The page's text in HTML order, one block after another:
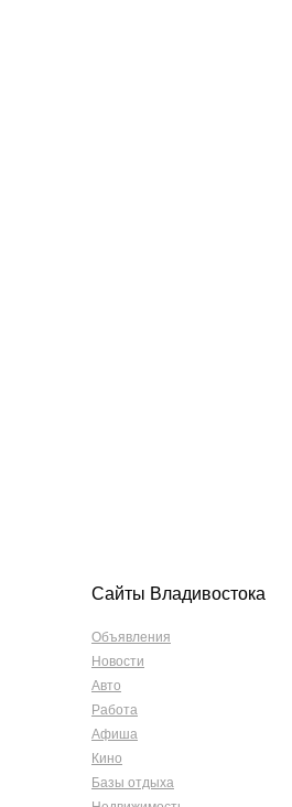
Сайты Владивостока
Объявления
Новости
Авто
Работа
Афиша
Кино
Базы отдыха